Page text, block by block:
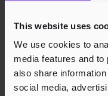
This website uses
We use cookies to
media features and
also share
social media,